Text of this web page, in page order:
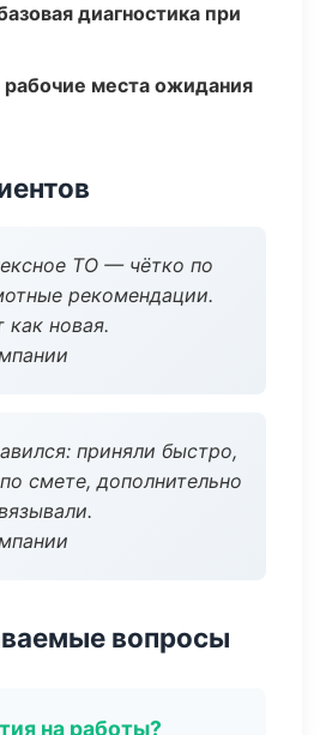
диагностика при
места ожидания
ТО — чётко по
рекомендации.
новая.
приняли быстро,
смете, дополнительно
вопросы
на работы?